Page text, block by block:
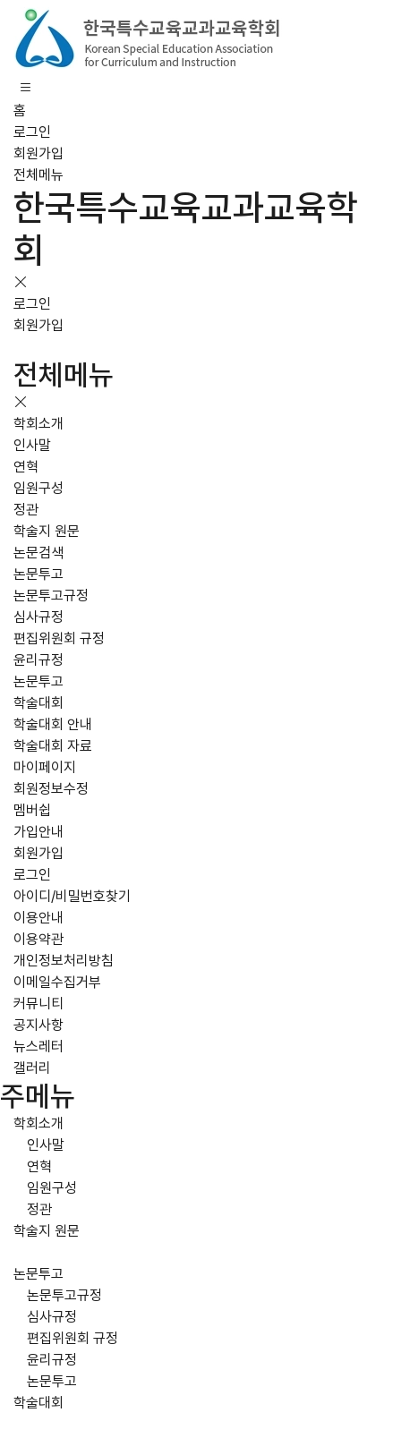
홈
로그인
회원가입
전체메뉴
한국특수교육교과교육학
회
로그인
회원가입
전체메뉴
학회소개
인사말
연혁
임원구성
정관
학술지 원문
논문검색
논문투고
논문투고규정
심사규정
편집위원회 규정
윤리규정
논문투고
학술대회
학술대회 안내
학술대회 자료
마이페이지
회원정보수정
멤버쉽
가입안내
회원가입
로그인
아이디/비밀번호찾기
이용안내
이용약관
개인정보처리방침
이메일수집거부
커뮤니티
공지사항
뉴스레터
갤러리
주메뉴
학회소개
인사말
연혁
임원구성
정관
학술지 원문
논문투고
논문투고규정
심사규정
편집위원회 규정
윤리규정
논문투고
학술대회